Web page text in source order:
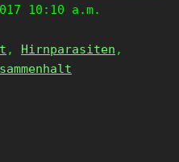
10:10 a.m.
, Hirnparasiten ,